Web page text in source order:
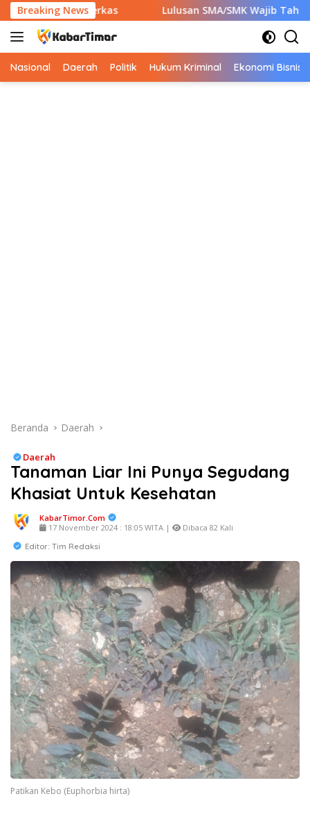
Langsung
ke
konten
Breaking News
7 Berkas Lulusan SMA/SMK Wajib Tahu! Ini 9
Nasional Daerah Politik Hukum Kriminal Ekonomi Bisnis
Beranda Daerah
Daerah
Tanaman Liar Ini Punya Segudang
Khasiat Untuk Kesehatan
KabarTimor.com
17 November 2024 : 18:05 WITA |
Dibaca 82 Kali
Editor: Tim Redaksi
Patikan Kebo (Euphorbia hirta)